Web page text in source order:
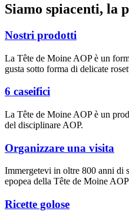
Siamo spiacenti, la
Nostri prodotti
La Tête de Moine AOP è un
gusta sotto forma di delicate
6 caseifici
La Tête de Moine AOP è un
del disciplinare AOP.
Organizzare una visita
Immergetevi in oltre 800 anni di
epopea della Tête de Moine
Ricette golose